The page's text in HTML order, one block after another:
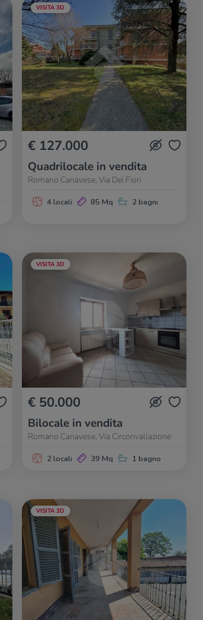
VISITA 3D
€ 127.000
Quadrilocale in vendita
Romano Canavese, Via Dei Fiori
4 locali 85 Mq 2 bagni
VISITA 3D
€ 50.000
Bilocale in vendita
Romano Canavese, Via Circonvallazione
2 locali 39 Mq 1 bagno
VISITA 3D